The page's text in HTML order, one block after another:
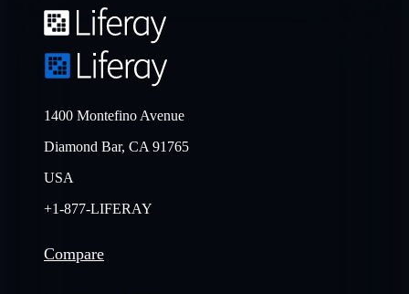
1400 Montefino Avenue
Diamond Bar, CA 91765
USA
+1-877-LIFERAY
Compare